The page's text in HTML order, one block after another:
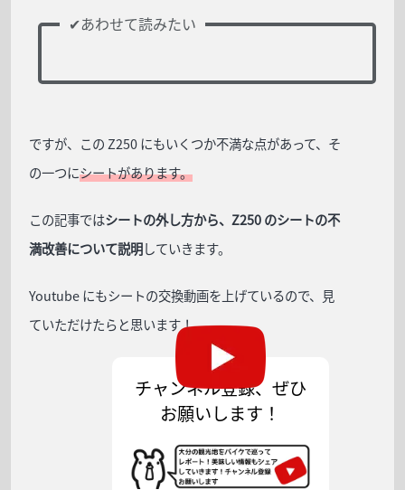
ですが、この Z250 にもいくつか不満な点があって、そ
の一つにシートがあります。
この記事ではシートの外し方から、Z250 のシートの不
満改善について説明していきます。
Youtube にもシートの交換動画を上げているので、見
ていただけたらと思います！
チャンネル登録、ぜひ
お願いします！